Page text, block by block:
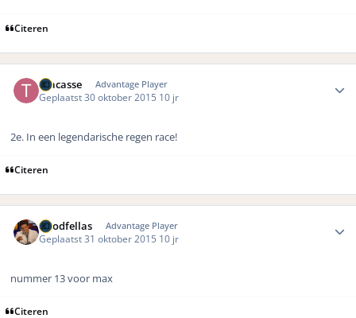
Citeren
Tracasse Advantage Player
Geplaatst 30 oktober 2015 10 jr
2e. In een legendarische regen race!
Citeren
Goodfellas Advantage Player
Geplaatst 31 oktober 2015 10 jr
nummer 13 voor max
Citeren